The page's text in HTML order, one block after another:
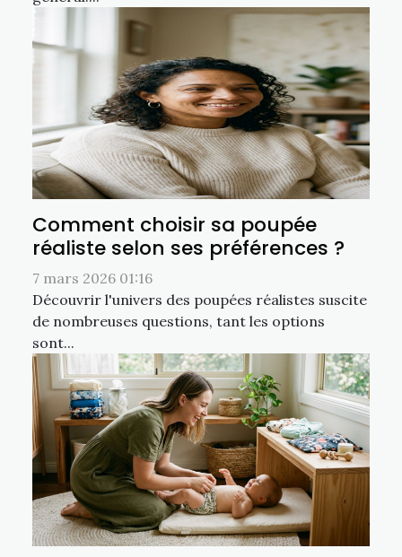
Comment choisir sa poupée
réaliste selon ses préférences ?
7 mars 2026 01:16
Découvrir l'univers des poupées réalistes suscite
de nombreuses questions, tant les options
sont...